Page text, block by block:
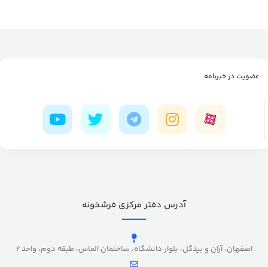
عضویت در خبرنامه
آدرس دفتر مرکزی فرشخونه
اصفهان، آران و بیدگل، بلوار دانشگاه، ساختمان الماس، طبقه دوم، واحد 2